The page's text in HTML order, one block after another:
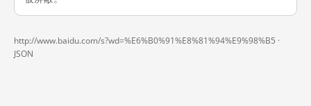
http://www.baidu.com/s?wd=%E6%B0%91%E8%81%94%E9%98%B5 ·
JSON